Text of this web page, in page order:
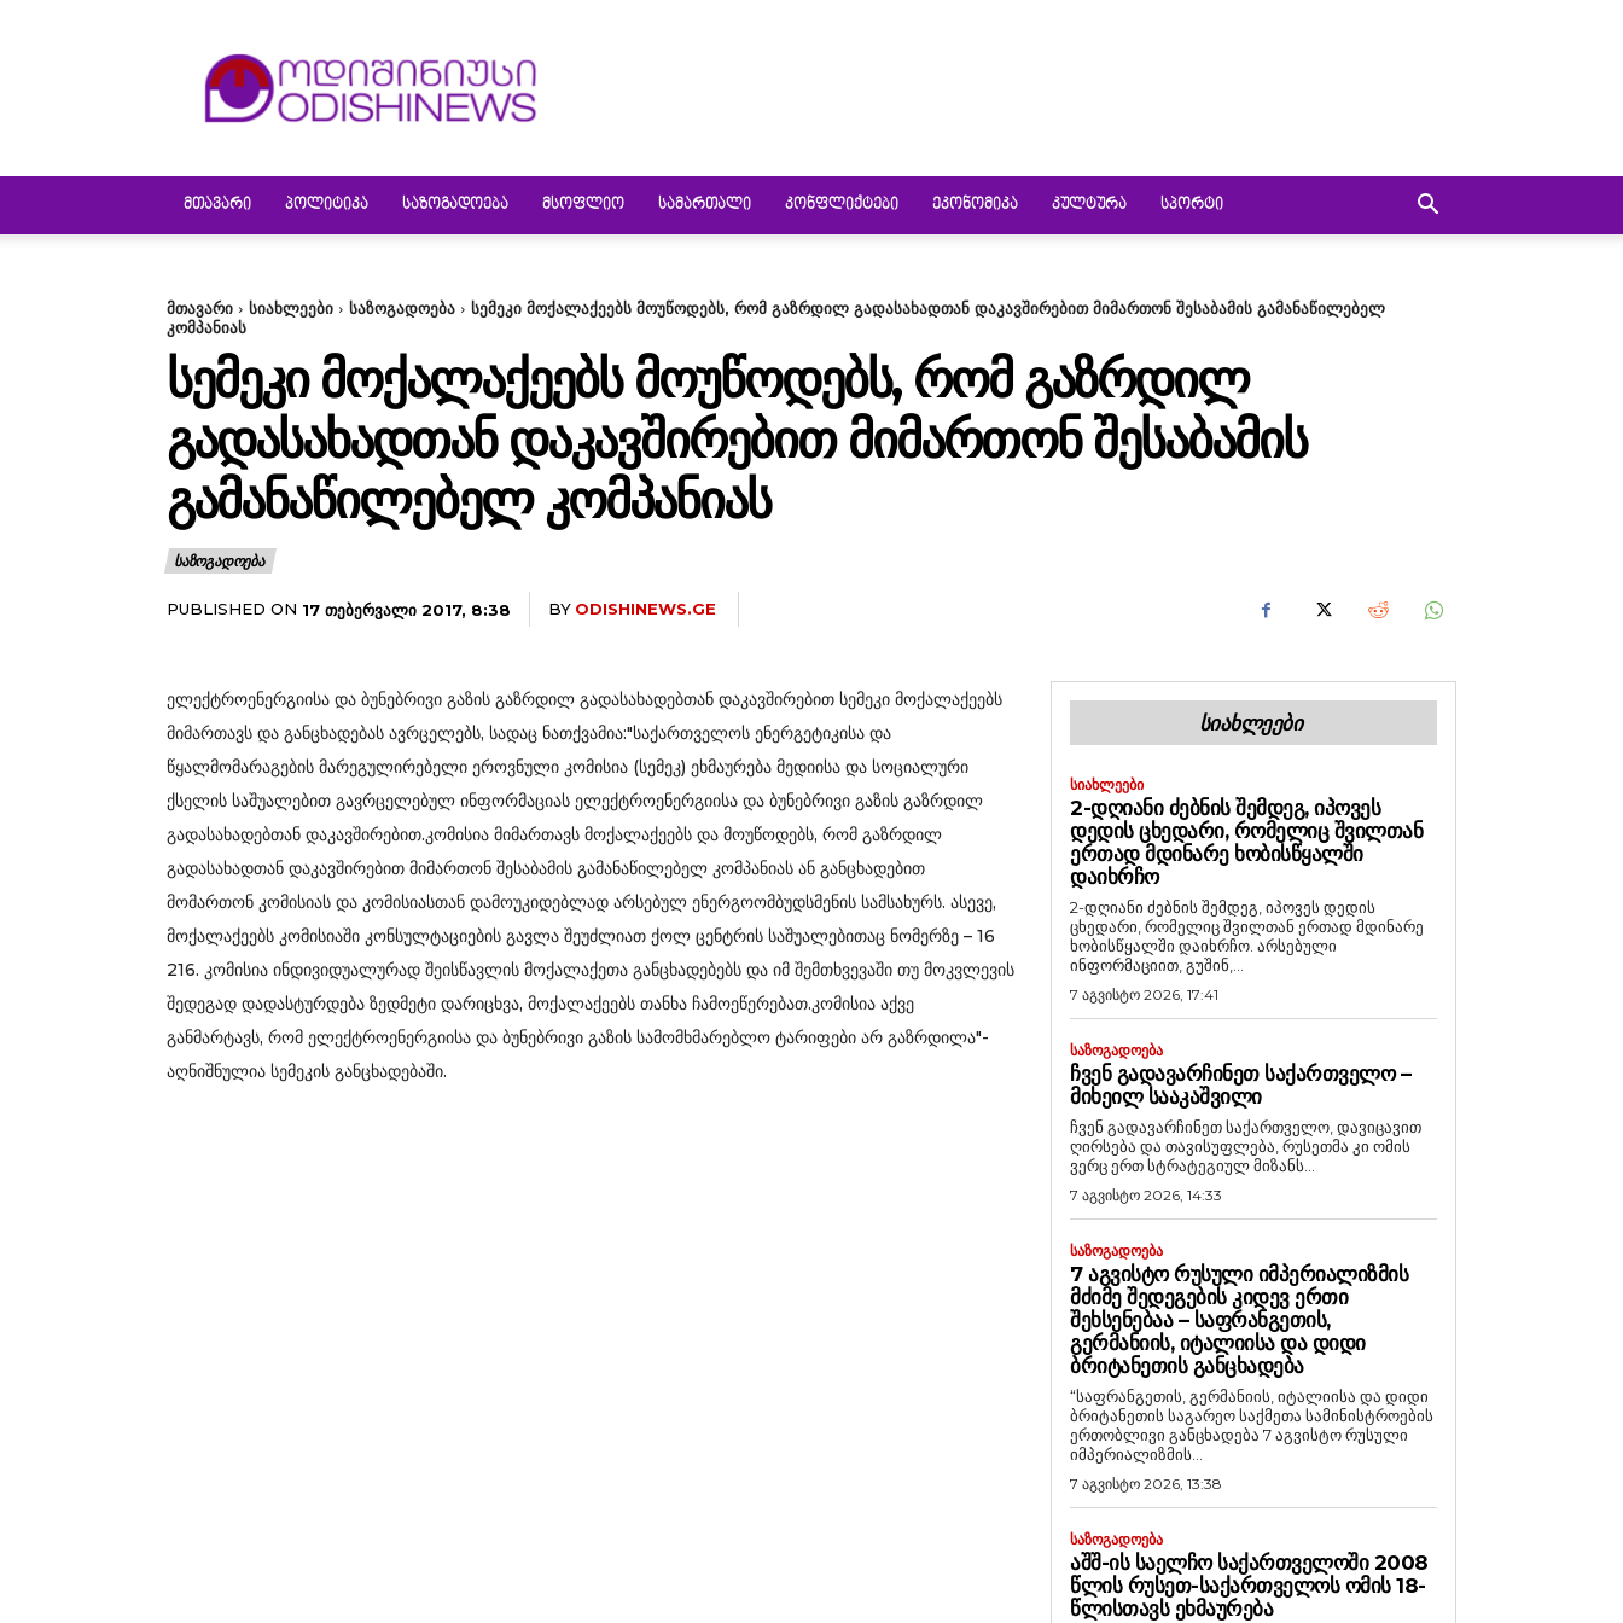
ᲛᲗᲐᲕᲐᲠᲘ ᲞᲝᲚᲘᲢᲘᲙᲐ ᲡᲐᲖᲝᲒᲐᲓᲝᲔᲑᲐ ᲛᲡᲝᲤᲚᲘᲝ ᲡᲐᲛᲐᲠᲗᲐᲚᲘ ᲙᲝᲜᲤᲚᲘᲥᲢᲔᲑᲘ ᲔᲙᲝᲜᲝᲛᲘᲙᲐ ᲙᲣᲚᲢᲣᲠᲐ ᲡᲞᲝᲠᲢᲘ
მთავარი სიახლეები საზოგადოება
სემეკი მოქალაქეებს მოუწოდებს, რომ გაზრდილ გადასახადთან დაკავშირებით მიმართონ შესაბამის გამანაწილებელ
კომპანიას
ᲡᲔᲛᲔᲙᲘ ᲛᲝᲥᲐᲚᲐᲥᲔᲔᲑᲡ ᲛᲝᲣᲬᲝᲓᲔᲑᲡ, ᲠᲝᲛ ᲒᲐᲖᲠᲓᲘᲚ
ᲒᲐᲓᲐᲡᲐᲮᲐᲓᲗᲐᲜ ᲓᲐᲙᲐᲕᲨᲘᲠᲔᲑᲘᲗ ᲛᲘᲛᲐᲠᲗᲝᲜ ᲨᲔᲡᲐᲑᲐᲛᲘᲡ
ᲒᲐᲛᲐᲜᲐᲬᲘᲚᲔᲑᲔᲚ ᲙᲝᲛᲞᲐᲜᲘᲐᲡ
ᲡᲐᲖᲝᲒᲐᲓᲝᲔᲑᲐ
PUBLISHED ON 17 ᲗᲔᲑᲔᲠᲕᲐᲚᲘ 2017, 8:38 BY ODISHINEWS.GE
ელექტროენერგიისა და ბუნებრივი გაზის გაზრდილ გადასახადებთან დაკავშირებით სემეკი მოქალაქეებს
მიმართავს და განცხადებას ავრცელებს, სადაც ნათქვამია:"საქართველოს ენერგეტიკისა და
წყალმომარაგების მარეგულირებელი ეროვნული კომისია (სემეკ) ეხმაურება მედიისა და სოციალური
ქსელის საშუალებით გავრცელებულ ინფორმაციას ელექტროენერგიისა და ბუნებრივი გაზის გაზრდილ
გადასახადებთან დაკავშირებით.კომისია მიმართავს მოქალაქეებს და მოუწოდებს, რომ გაზრდილ
გადასახადთან დაკავშირებით მიმართონ შესაბამის გამანაწილებელ კომპანიას ან განცხადებით
მომართონ კომისიას და კომისიასთან დამოუკიდებლად არსებულ ენერგოომბუდსმენის სამსახურს. ასევე,
მოქალაქეებს კომისიაში კონსულტაციების გავლა შეუძლიათ ქოლ ცენტრის საშუალებითაც ნომერზე – 16
216. კომისია ინდივიდუალურად შეისწავლის მოქალაქეთა განცხადებებს და იმ შემთხვევაში თუ მოკვლევის
შედეგად დადასტურდება ზედმეტი დარიცხვა, მოქალაქეებს თანხა ჩამოეწერებათ.კომისია აქვე
განმარტავს, რომ ელექტროენერგიისა და ბუნებრივი გაზის სამომხმარებლო ტარიფები არ გაზრდილა"-
აღნიშნულია სემეკის განცხადებაში.
ᲡᲘᲐᲮᲚᲔᲔᲑᲘ
ᲡᲘᲐᲮᲚᲔᲔᲑᲘ
2-ᲓᲦᲘᲐᲜᲘ ᲫᲔᲑᲜᲘᲡ ᲨᲔᲛᲓᲔᲒ, ᲘᲞᲝᲕᲔᲡ
ᲓᲔᲓᲘᲡ ᲪᲮᲔᲓᲐᲠᲘ, ᲠᲝᲛᲔᲚᲘᲪ ᲨᲕᲘᲚᲗᲐᲜ
ᲔᲠᲗᲐᲓ ᲛᲓᲘᲜᲐᲠᲔ ᲮᲝᲑᲘᲡᲬᲧᲐᲚᲨᲘ
ᲓᲐᲘᲮᲠᲩᲝ
2-დღიანი ძებნის შემდეგ, იპოვეს დედის
ცხედარი, რომელიც შვილთან ერთად მდინარე
ხობისწყალში დაიხრჩო. არსებული
ინფორმაციით, გუშინ,...
7 აგვისტო 2026, 17:41
ᲡᲐᲖᲝᲒᲐᲓᲝᲔᲑᲐ
ᲩᲕᲔᲜ ᲒᲐᲓᲐᲕᲐᲠᲩᲘᲜᲔᲗ ᲡᲐᲥᲐᲠᲗᲕᲔᲚᲝ –
ᲛᲘᲮᲔᲘᲚ ᲡᲐᲐᲙᲐᲨᲕᲘᲚᲘ
ჩვენ გადავარჩინეთ საქართველო, დავიცავით
ღირსება და თავისუფლება, რუსეთმა კი ომის
ვერც ერთ სტრატეგიულ მიზანს...
7 აგვისტო 2026, 14:33
ᲡᲐᲖᲝᲒᲐᲓᲝᲔᲑᲐ
7 ᲐᲒᲕᲘᲡᲢᲝ ᲠᲣᲡᲣᲚᲘ ᲘᲛᲞᲔᲠᲘᲐᲚᲘᲖᲛᲘᲡ
ᲛᲫᲘᲛᲔ ᲨᲔᲓᲔᲒᲔᲑᲘᲡ ᲙᲘᲓᲔᲕ ᲔᲠᲗᲘ
ᲨᲔᲮᲡᲔᲜᲔᲑᲐᲐ – ᲡᲐᲤᲠᲐᲜᲒᲔᲗᲘᲡ,
ᲒᲔᲠᲛᲐᲜᲘᲘᲡ, ᲘᲢᲐᲚᲘᲘᲡᲐ ᲓᲐ ᲓᲘᲓᲘ
ᲑᲠᲘᲢᲐᲜᲔᲗᲘᲡ ᲒᲐᲜᲪᲮᲐᲓᲔᲑᲐ
“საფრანგეთის, გერმანიის, იტალიისა და დიდი
ბრიტანეთის საგარეო საქმეთა სამინისტროების
ერთობლივი განცხადება 7 აგვისტო რუსული
იმპერიალიზმის...
7 აგვისტო 2026, 13:38
ᲡᲐᲖᲝᲒᲐᲓᲝᲔᲑᲐ
ᲐᲨᲨ-ᲘᲡ ᲡᲐᲔᲚᲩᲝ ᲡᲐᲥᲐᲠᲗᲕᲔᲚᲝᲨᲘ 2008
ᲬᲚᲘᲡ ᲠᲣᲡᲔᲗ-ᲡᲐᲥᲐᲠᲗᲕᲔᲚᲝᲡ ᲝᲛᲘᲡ 18-
ᲬᲚᲘᲡᲗᲐᲕᲡ ᲔᲮᲛᲐᲣᲠᲔᲑᲐ